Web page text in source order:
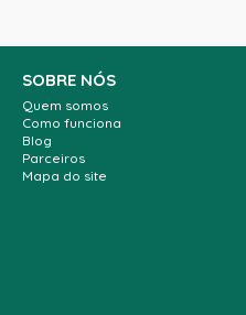
SOBRE NÓS
Quem somos
Como funciona
Blog
Parceiros
Mapa do site